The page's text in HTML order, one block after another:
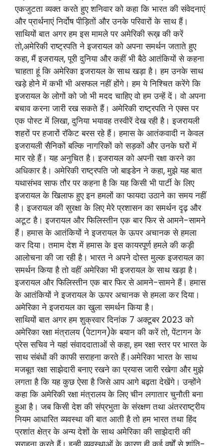
एकजुटता व्यक्त करते हुए शनिवार को कहा कि भारत की संवेदनाएं
और प्रार्थनाएं निर्दोष पीड़ितों और उनके परिवारों के साथ हैं।
साथियों बात अगर हम इस मामले पर अमेरिकी रूख़ की करें
तो,अमेरिकी राष्ट्रपति ने इजरायल को अपना समर्थन जताते हुए
कहा, मैं इजरायल, पूरी दुनिया और कहीं भी बैठे आतंकियों से कहना
चाहता हूं कि अमेरिका इजरायल के साथ खड़ा है। हम उनके साथ
खड़े होने में कभी भी असफल नहीं होंगे। हम ये निश्चित करेंगे कि
इजरायल के लोगों को जो भी मदद चाहिए वो हम उन्हें दें। वो अपना
बचाव करना जारी रख सकते हैं। अमेरिकी राष्ट्रपति ने एक्स पर
एक पोस्ट में लिखा, दुनिया भयावह तस्वीरें देख रही है। इजरायली
शहरों पर हजारों रॉकेट बरस रहे हैं। हमास के आतंकवादी न केवल
इजरायली सैनिकों बल्कि नागरिकों को सड़कों और उनके घरों में
मार रहे हैं। यह अनुचित है। इजरायल को अपनी रक्षा करने का
अधिकार है। अमेरिकी राष्ट्रपति जो बाइडेन ने कहा, मुझे यह बात
यथासंभव साफ तौर पर कहना है कि यह किसी भी पार्टी के लिए
इजरायल के खिलाफ हुए इन हमलों का फायदा उठाने का समय नहीं
है। इजरायल की सुरक्षा के लिए मेरे प्रशासन का समर्थन दृढ़ और
अटूट है। इजरायल और फिलिस्तीन एक बार फिर से आमने-सामने
हैं। हमास के आतंकियों ने इजरायल के ऊपर अचानक से हमला
कर दिया। तमाम देश में हमास के इस कायरपूर्ण हमले की कड़ी
आलोचना की जा रही है। भारत ने अपने दोस्त मुल्क इजरायल का
समर्थन किया है तो वहीं अमेरिका भी इजरायल के साथ खड़ा है।
इजरायल और फिलिस्तीन एक बार फिर से आमने-सामने हैं। हमास
के आतंकियों ने इजरायल के ऊपर अचानक से हमला कर दिया।
अमेरिका ने इजरायल का खुला समर्थन किया है।
साथियों बात अगर हम शुक्रवार दिनांक 7 अक्टूबर 2023 को
अमेरिका रक्षा मंत्रालय (पेटागन)के बयान की करें तो, पेंटागन के
प्रेस सचिव ने यहां संवाददाताओं से कहा, हम रक्षा स्तर पर भारत के
साथ संबंधों की काफी सराहना करते हैं।अमेरिका भारत के साथ
मजबूत रक्षा साझेदारी बनाए रखने का प्रयास जारी रखेगा और मुझे
लगता है कि यह कुछ ऐसा है जिसे आप आगे बढ़ता देखेंगे। उन्होंने
कहा कि अमेरिकी रक्षा मंत्रालय के लिए चीन लगातार चुनौती बना
हुआ है। जब किसी देश की संप्रभुता के संरक्षण तथा अंतरराष्ट्रीय
नियम आधारित व्यवस्था की बात आती है तो हम भारत तथा हिंद
प्रशांत क्षेत्र के अन्य देशों के साथ अमेरिका की साझेदारी की